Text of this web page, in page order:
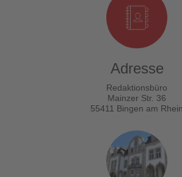
Adresse
Redaktionsbüro
Mainzer Str. 36
55411 Bingen am Rhein